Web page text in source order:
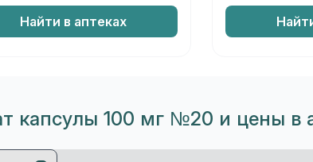
Найти в аптеках
капсулы 100 мг №20 и цены в